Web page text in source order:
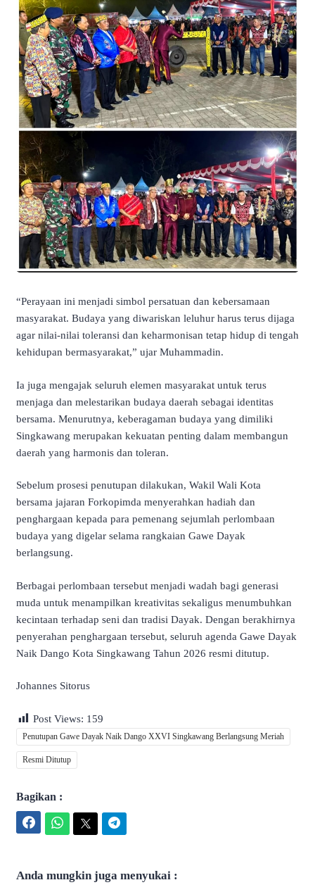
“Perayaan ini menjadi simbol persatuan dan kebersamaan
masyarakat. Budaya yang diwariskan leluhur harus terus dijaga
agar nilai-nilai toleransi dan keharmonisan tetap hidup di tengah
kehidupan bermasyarakat,” ujar Muhammadin.
Ia juga mengajak seluruh elemen masyarakat untuk terus
menjaga dan melestarikan budaya daerah sebagai identitas
bersama. Menurutnya, keberagaman budaya yang dimiliki
Singkawang merupakan kekuatan penting dalam membangun
daerah yang harmonis dan toleran.
Sebelum prosesi penutupan dilakukan, Wakil Wali Kota
bersama jajaran Forkopimda menyerahkan hadiah dan
penghargaan kepada para pemenang sejumlah perlombaan
budaya yang digelar selama rangkaian Gawe Dayak
berlangsung.
Berbagai perlombaan tersebut menjadi wadah bagi generasi
muda untuk menampilkan kreativitas sekaligus menumbuhkan
kecintaan terhadap seni dan tradisi Dayak. Dengan berakhirnya
penyerahan penghargaan tersebut, seluruh agenda Gawe Dayak
Naik Dango Kota Singkawang Tahun 2026 resmi ditutup.
Johannes Sitorus
Post Views: 159
Penutupan Gawe Dayak Naik Dango XXVI Singkawang Berlangsung Meriah
Resmi Ditutup
Bagikan :
Anda mungkin juga menyukai :